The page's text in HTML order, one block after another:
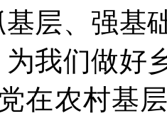
基层、强基
为我们做好
在农村基